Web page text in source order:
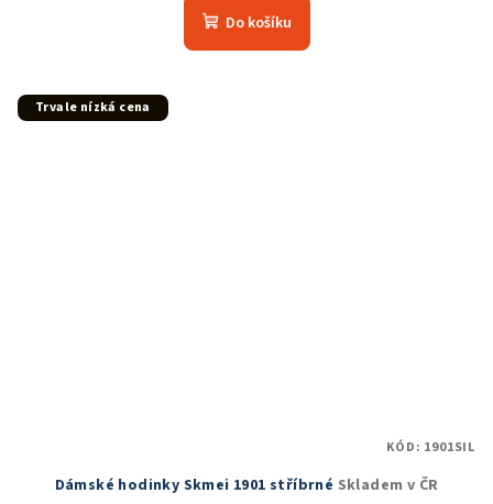
Do košíku
Trvale nízká cena
Dámské hodinky Skmei 1901 stříbrné Skladem v ČR
KÓD: 1901SIL